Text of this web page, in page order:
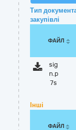
Тип
закупівлі
ФАЙЛ
sig
n.p
7s
Інші
ФАЙЛ